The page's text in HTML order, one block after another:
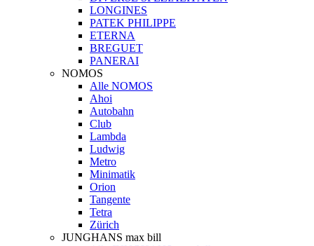
LONGINES
PATEK PHILIPPE
ETERNA
BREGUET
PANERAI
NOMOS
Alle NOMOS
Ahoi
Autobahn
Club
Lambda
Ludwig
Metro
Minimatik
Orion
Tangente
Tetra
Zürich
JUNGHANS max bill